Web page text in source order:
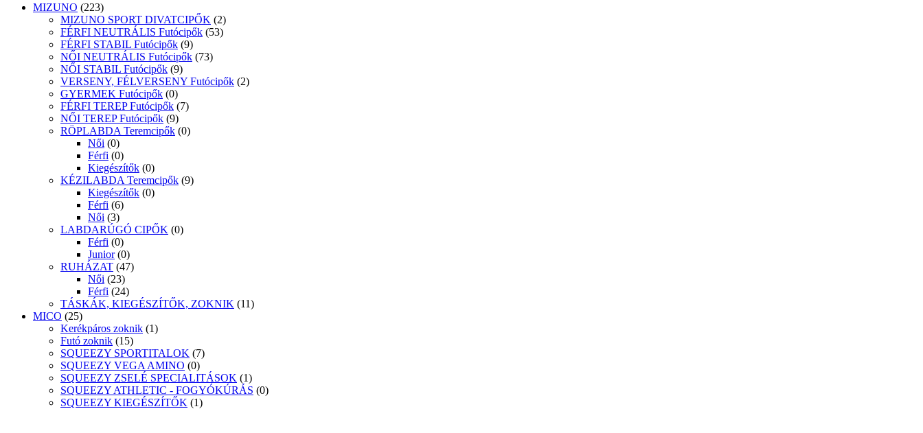
MIZUNO (223)
MIZUNO SPORT DIVATCIPŐK (2)
FÉRFI NEUTRÁLIS Futócipők (53)
FÉRFI STABIL Futócipők (9)
NŐI NEUTRÁLIS Futócipők (73)
NŐI STABIL Futócipők (9)
VERSENY, FÉLVERSENY Futócipők (2)
GYERMEK Futócipők (0)
FÉRFI TEREP Futócipők (7)
NŐI TEREP Futócipők (9)
RÖPLABDA Teremcipők (0)
Női (0)
Férfi (0)
Kiegészítők (0)
KÉZILABDA Teremcipők (9)
Kiegészítők (0)
Férfi (6)
Női (3)
LABDARÚGÓ CIPŐK (0)
Férfi (0)
Junior (0)
RUHÁZAT (47)
Női (23)
Férfi (24)
TÁSKÁK, KIEGÉSZÍTŐK, ZOKNIK (11)
MICO (25)
Kerékpáros zoknik (1)
Futó zoknik (15)
SQUEEZY SPORTITALOK (7)
SQUEEZY VEGA AMINO (0)
SQUEEZY ZSELÉ SPECIALITÁSOK (1)
SQUEEZY ATHLETIC - FOGYÓKÚRÁS (0)
SQUEEZY KIEGÉSZÍTŐK (1)